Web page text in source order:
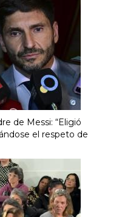
de Messi: “Eligió
el respeto de